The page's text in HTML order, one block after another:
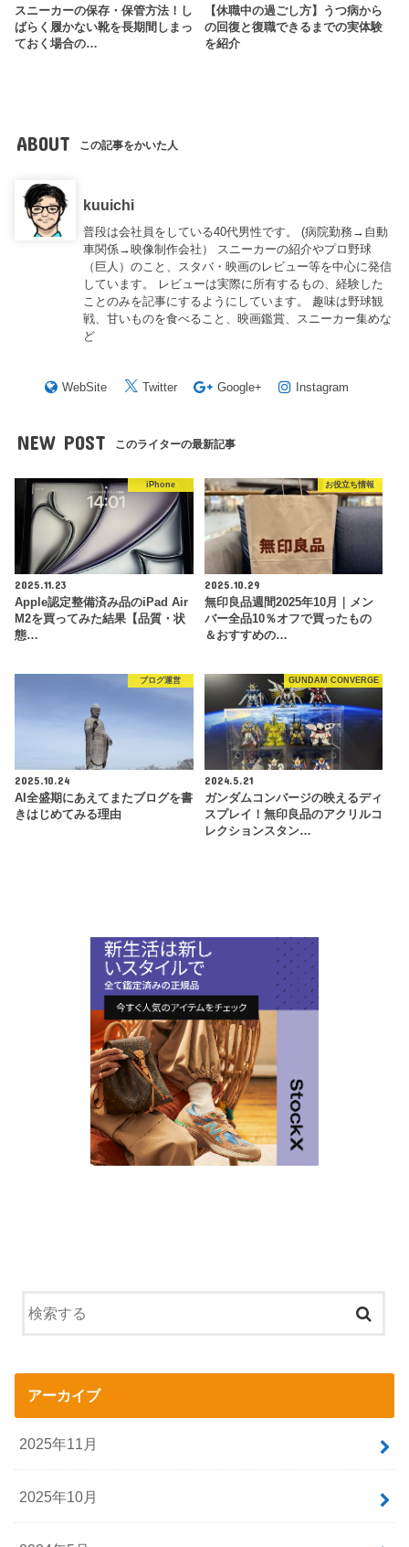
スニーカーの保存・保管方法！し
ばらく履かない靴を長期間しまっ
ておく場合の…
【休職中の過ごし方】うつ病から
の回復と復職できるまでの実体験
を紹介
ABOUT この記事をかいた人
kuuichi
普段は会社員をしている40代男性です。 (病院勤務→自動
車関係→映像制作会社） スニーカーの紹介やプロ野球
（巨人）のこと、スタバ・映画のレビュー等を中心に発信
しています。 レビューは実際に所有するもの、経験した
ことのみを記事にするようにしています。 趣味は野球観
戦、甘いものを食べること、映画鑑賞、スニーカー集めな
ど
WebSite Twitter Google+ Instagram
NEW POST このライターの最新記事
iPhone
2025.11.23
Apple認定整備済み品のiPad Air
M2を買ってみた結果【品質・状
態…
お役立ち情報
2025.10.29
無印良品週間2025年10月｜メン
バー全品10％オフで買ったもの
＆おすすめの…
ブログ運営
2025.10.24
AI全盛期にあえてまたブログを書
きはじめてみる理由
GUNDAM CONVERGE
2024.5.21
ガンダムコンバージの映えるディ
スプレイ！無印良品のアクリルコ
レクションスタン…